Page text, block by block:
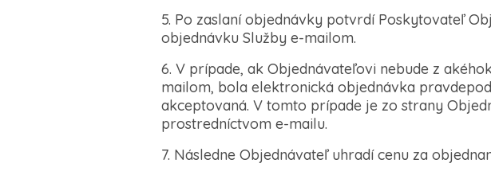
5. Po zaslaní objednávky potvrdí Poskytovateľ
objednávku Služby e-mailom.
6. V prípade, ak Objednávateľovi nebude z
mailom, bola elektronická objednávka
akceptovaná. V tomto prípade je zo strany
prostredníctvom e-mailu.
7. Následne Objednávateľ uhradí cenu za